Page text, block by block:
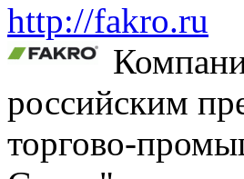
http://fakro.ru
российским
торгово-